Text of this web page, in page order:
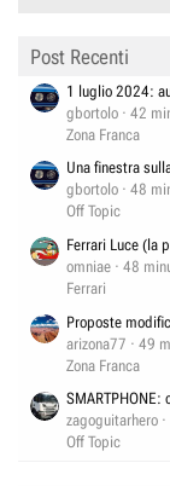
Post Recenti
1 luglio 2024:
gbortolo
42
Zona Franca
Una finestra
gbortolo
48
Off Topic
Ferrari Luce (la
omniae
48
Ferrari
Proposte
arizona77
49
Zona Franca
zagoguitarhero
Off Topic